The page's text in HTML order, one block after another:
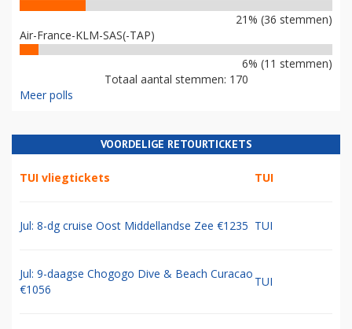
21% (36 stemmen)
Air-France-KLM-SAS(-TAP)
6% (11 stemmen)
Totaal aantal stemmen: 170
Meer polls
VOORDELIGE RETOURTICKETS
TUI vliegtickets TUI
Jul: 8-dg cruise Oost Middellandse Zee €1235 TUI
Jul: 9-daagse Chogogo Dive & Beach Curacao
€1056
TUI